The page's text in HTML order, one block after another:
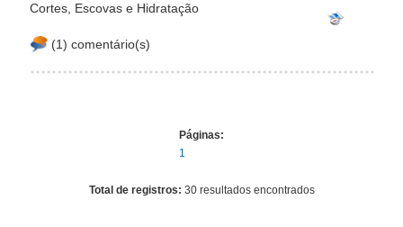
Cortes, Escovas e Hidratação
(1) comentário(s)
Páginas:
1
Total de registros: 30 resultados encontrados